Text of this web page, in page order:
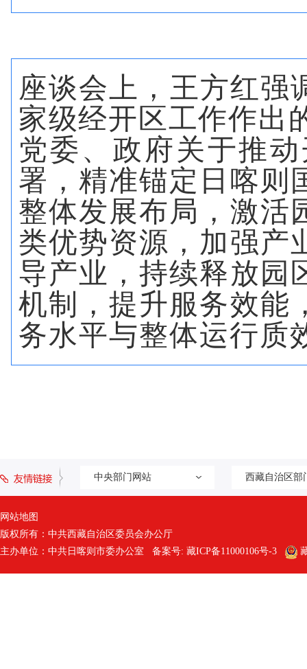
座谈会上，王方红强
家级经开区工作作出
党委、政府关于推
署，精准锚定日喀则
整体发展布局，激活
类优势资源，加强产
导产业，持续释放园
机制，提升服务效能
务水平与整体运行质
中央部门网站 西藏自治区部
网站地图
版权所有：中共西藏自治区委员会办公厅
主办单位：中共日喀则市委办公室 备案号: 藏ICP备11000106号-3